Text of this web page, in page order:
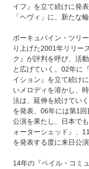
イフ』を立て続けに発
「ヘヴィ」に、新たな
ポーキュパイン・ツリ
り上げた2001年リリー
ク』が評判を呼び、活
と広げていく。02年に
イション』を立て続け
いメロディを溶かし、
法は、延伸を続けてい
を発表、06年には第1
公演を果たし、日本で
ォーターシェッド』、
を発表する度に来日公
14年の『ペイル・コミ